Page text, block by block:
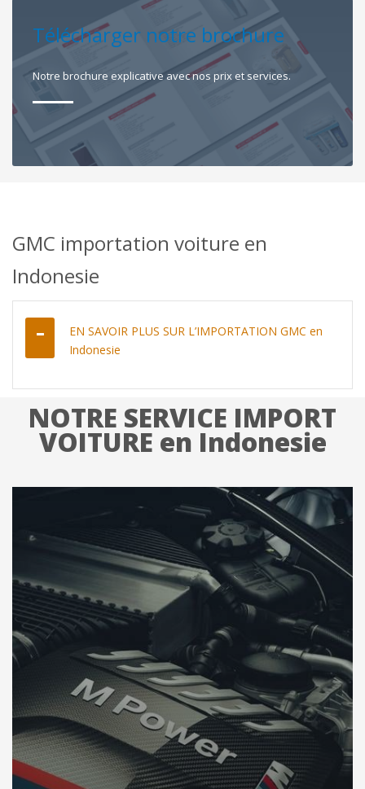
Télécharger notre brochure
Notre brochure explicative avec nos prix et services.
GMC importation voiture en
Indonesie
EN SAVOIR PLUS SUR L’IMPORTATION GMC en
Indonesie
NOTRE SERVICE IMPORT
VOITURE en Indonesie